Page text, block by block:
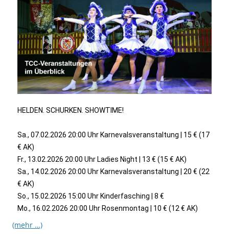
HELDEN. SCHURKEN. SHOWTIME!
Sa., 07.02.2026 20:00 Uhr Karnevalsveranstaltung | 15 € (17
€ AK)
Fr., 13.02.2026 20:00 Uhr Ladies Night | 13 € (15 € AK)
Sa., 14.02.2026 20:00 Uhr Karnevalsveranstaltung | 20 € (22
€ AK)
So., 15.02.2026 15:00 Uhr Kinderfasching | 8 €
Mo., 16.02.2026 20:00 Uhr Rosenmontag | 10 € (12 € AK)
(mehr …)